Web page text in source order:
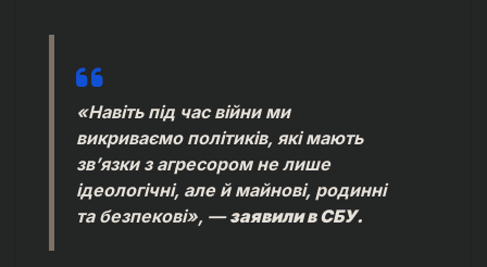
«Навіть під час війни ми
викриваємо політиків, які мають
зв’язки з агресором не лише
ідеологічні, але й майнові, родинні
та безпекові», —заявили в СБУ.